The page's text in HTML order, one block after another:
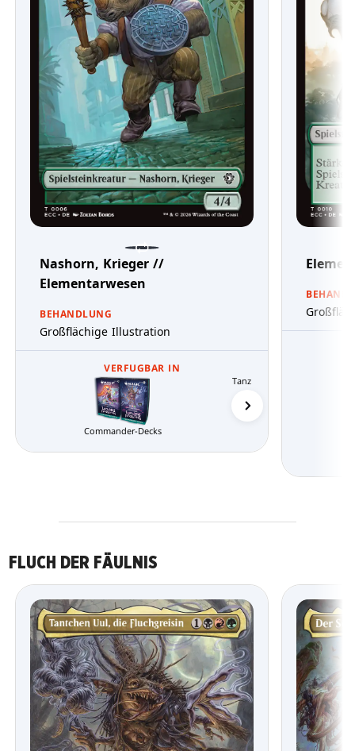
Nashorn, Krieger //
Elementarwesen
BEHANDLUNG
Großflächige Illustration
VERFUGBAR IN
Commander-Decks
Tanz der Elementare
FLUCH DER FÄULNIS